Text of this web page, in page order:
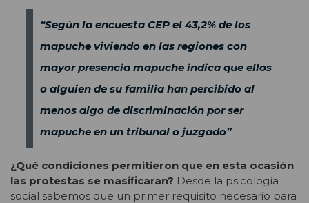
“Según la encuesta CEP el 43,2% de los
mapuche viviendo en las regiones con
mayor presencia mapuche indica que ellos
o alguien de su familia han percibido al
menos algo de discriminación por ser
mapuche en un tribunal o juzgado”
¿Qué condiciones permitieron que en esta ocasión
las protestas se masificaran? Desde la psicología
social sabemos que un primer requisito necesario para